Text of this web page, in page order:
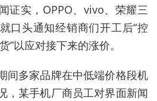
证实，OPPO、vivo、荣耀三
口头通知经销商们开工后“控
”以应对接下来的涨价。
间多家品牌在中低端价格段机
，某手机厂商员工对界面新闻